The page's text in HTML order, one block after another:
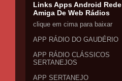
Links Apps Android Rede
Amiga De Web Rádios
clique em cima para baixar
APP RÁDIO DO GAUDÉRIO
APP RÁDIO CLÁSSICOS
SERTANEJOS
APP SERTANEJO